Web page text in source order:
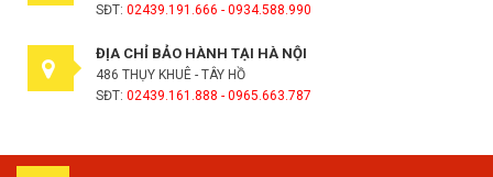
SĐT: 02439.191.666 - 0934.588.990
ĐỊA CHỈ BẢO HÀNH TẠI HÀ NỘI
486 THỤY KHUÊ - TÂY HỒ
SĐT: 02439.161.888 - 0965.663.787